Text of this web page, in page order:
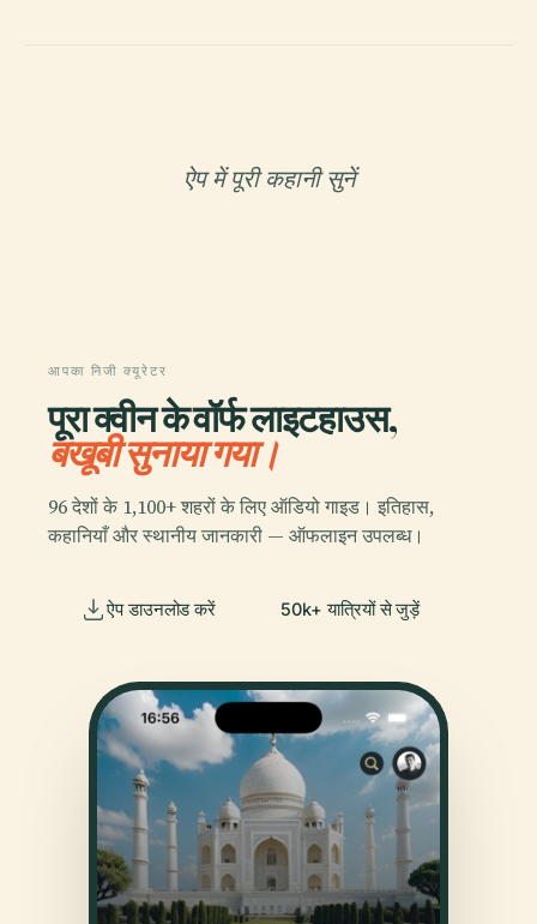
ऐप में पूरी कहानी सुनें
आपका निजी क्यूरेटर
पूरा क्वीन के वॉर्फ लाइटहाउस,
बखूबी सुनाया गया।
96 देशों के 1,100+ शहरों के लिए ऑडियो गाइड। इतिहास,
कहानियाँ और स्थानीय जानकारी — ऑफलाइन उपलब्ध।
ऐप डाउनलोड करें 50k+ यात्रियों से जुड़ें